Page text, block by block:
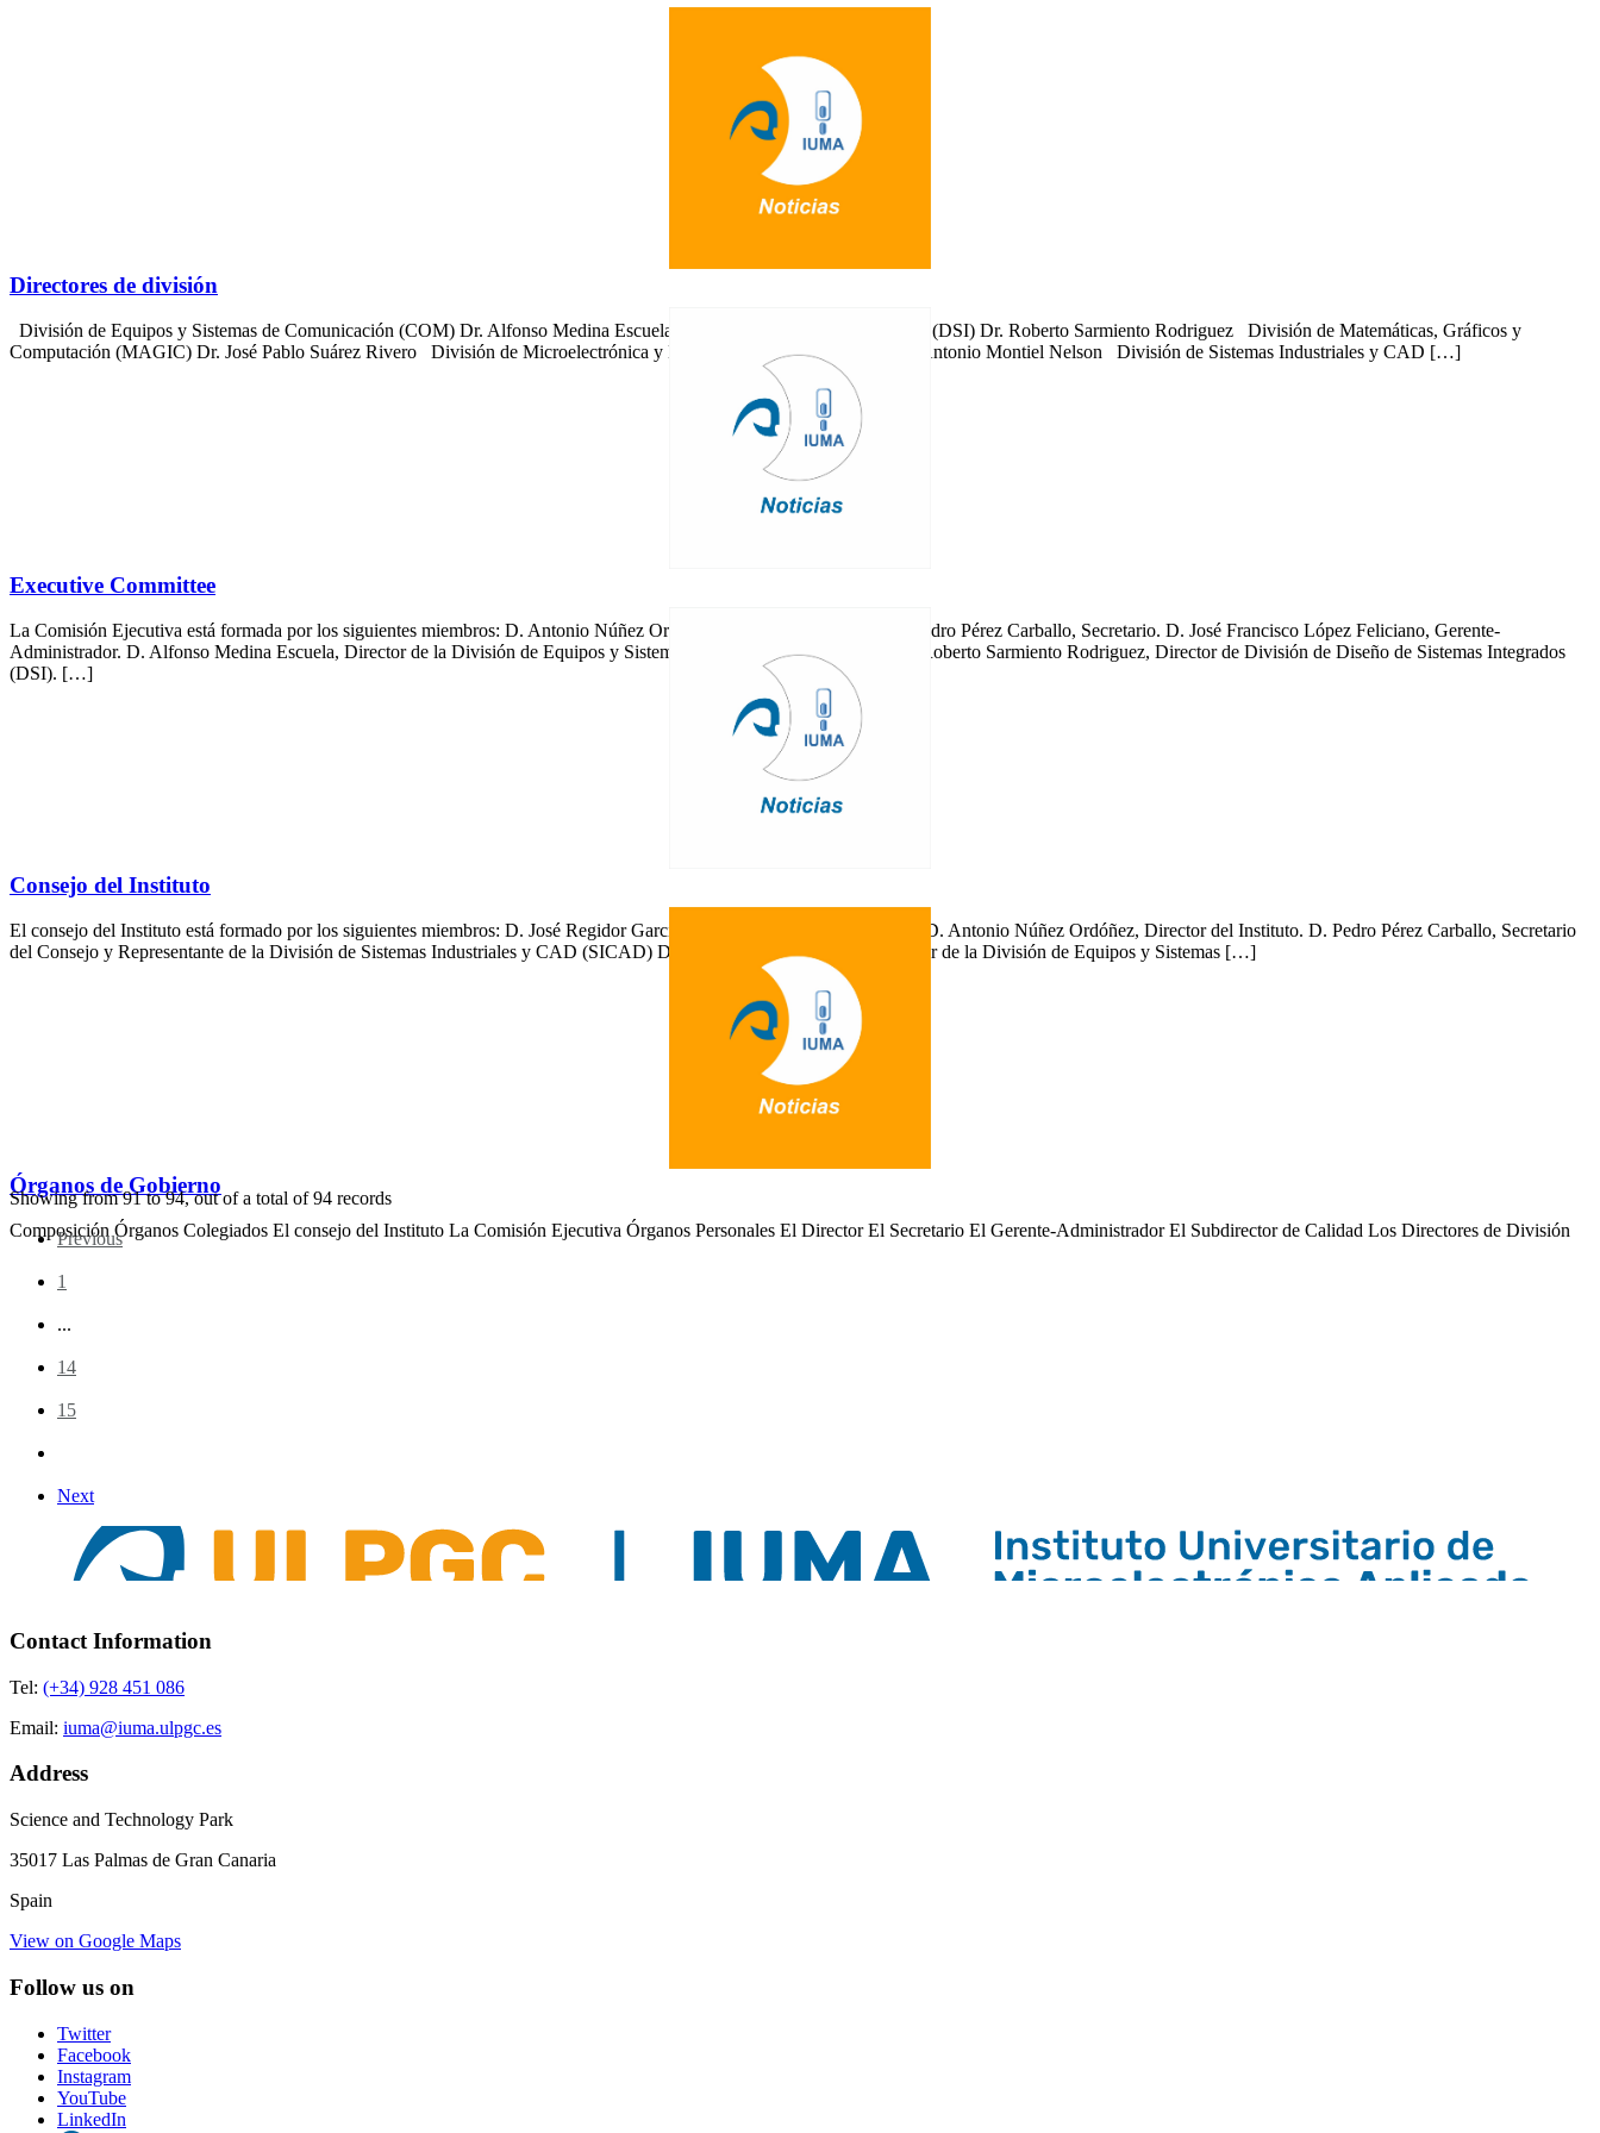
Directores de división
División de Equipos y Sistemas de Comunicación (COM) Dr. Alfonso Medina Escuela División de Sistemas Integrados (DSI) Dr. Roberto Sarmiento Rodriguez División de Matemáticas, Gráficos y
Computación (MAGIC) Dr. José Pablo Suárez Rivero División de Microelectrónica y Microsistemas (MEMS) Dr. Juan Antonio Montiel Nelson División de Sistemas Industriales y CAD […]
Executive Committee
La Comisión Ejecutiva está formada por los siguientes miembros: D. Antonio Núñez Ordóñez, Director del Instituto. D. Pedro Pérez Carballo, Secretario. D. José Francisco López Feliciano, Gerente-
Administrador. D. Alfonso Medina Escuela, Director de la División de Equipos y Sistemas de Comunicación (COM). D. Roberto Sarmiento Rodriguez, Director de División de Diseño de Sistemas Integrados
(DSI). […]
Consejo del Instituto
El consejo del Instituto está formado por los siguientes miembros: D. José Regidor García, Rector, Presidente del Consejo D. Antonio Núñez Ordóñez, Director del Instituto. D. Pedro Pérez Carballo, Secretario
del Consejo y Representante de la División de Sistemas Industriales y CAD (SICAD) D. Alfonso Medina Escuela, Director de la División de Equipos y Sistemas […]
Órganos de Gobierno
Composición Órganos Colegiados El consejo del Instituto La Comisión Ejecutiva Órganos Personales El Director El Secretario El Gerente-Administrador El Subdirector de Calidad Los Directores de División
Showing from91to94, out of a total of94 records
Previous
1
...
14
15
Next
Contact Information
Tel: (+34) 928 451 086
Email: iuma@iuma.ulpgc.es
Address
Science and Technology Park
35017 Las Palmas de Gran Canaria
Spain
View on Google Maps
Follow us on
Twitter
Facebook
Instagram
YouTube
LinkedIn